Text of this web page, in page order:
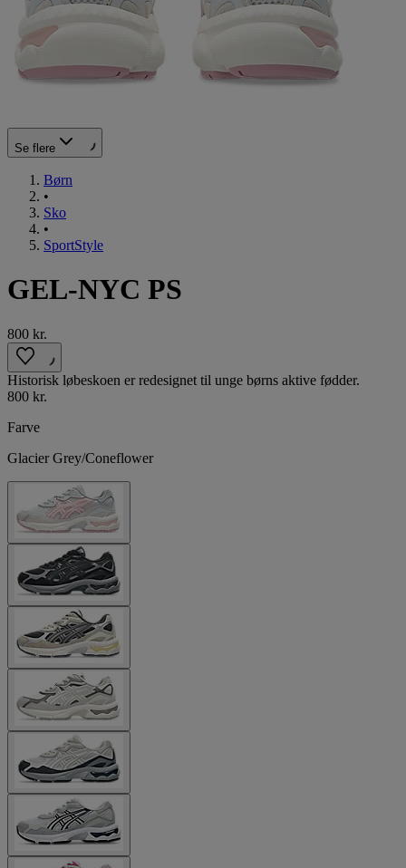
Se flere
Børn
•
Sko
•
SportStyle
GEL-NYC PS
800 kr.
Historisk løbeskoen er redesignet til unge børns aktive fødder.
800 kr.
Farve
Glacier Grey/Coneflower